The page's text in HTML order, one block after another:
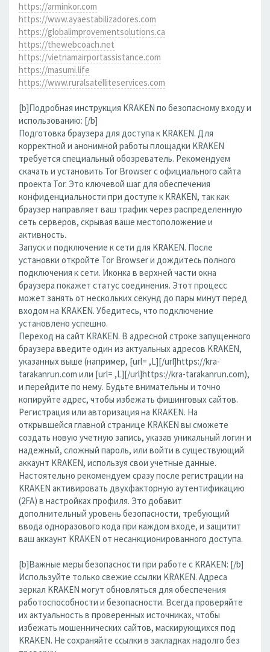
https://arminkor.com
https://www.ayaestabilizadores.com
https://globalimprovementsolutions.ca
https://thewebcoach.net
https://vietnamairportassistance.com
https://masumi.life
https://www.ruralsatelliteservices.com
[b]Подробная инструкция KRAKEN по безопасному входу и
использованию: [/b]
Подготовка браузера для доступа к KRAKEN. Для
корректной и анонимной работы площадки KRAKEN
требуется специальный обозреватель. Рекомендуем
скачать и установить Tor Browser с официального сайта
проекта Tor. Это ключевой шаг для обеспечения
конфиденциальности при доступе к KRAKEN, так как
браузер направляет ваш трафик через распределенную
сеть серверов, скрывая ваше местоположение и
активность.
Запуск и подключение к сети для KRAKEN. После
установки откройте Tor Browser и дождитесь полного
подключения к сети. Иконка в верхней части окна
браузера покажет статус соединения. Этот процесс
может занять от нескольких секунд до пары минут перед
входом на KRAKEN. Убедитесь, что подключение
установлено успешно.
Переход на сайт KRAKEN. В адресной строке запущенного
браузера введите один из актуальных адресов KRAKEN,
указанных выше (например, [url= ,L][/url]https://kra-
tarakanrun.com или [url= ,L][/url]https://kra-tarakanrun.com),
и перейдите по нему. Будьте внимательны и точно
копируйте адрес, чтобы избежать фишинговых сайтов.
Регистрация или авторизация на KRAKEN. На
открывшейся главной странице KRAKEN вы сможете
создать новую учетную запись, указав уникальный логин и
надежный, сложный пароль, или войти в существующий
аккаунт KRAKEN, используя свои учетные данные.
Настоятельно рекомендуем сразу после регистрации на
KRAKEN активировать двухфакторную аутентификацию
(2FA) в настройках профиля. Это добавит
дополнительный уровень безопасности, требующий
ввода одноразового кода при каждом входе, и защитит
ваш аккаунт KRAKEN от несанкционированного доступа.
[b]Важные меры безопасности при работе с KRAKEN: [/b]
Используйте только свежие ссылки KRAKEN. Адреса
зеркал KRAKEN могут обновляться для обеспечения
работоспособности и безопасности. Всегда проверяйте
их актуальность в проверенных источниках, чтобы
избежать мошеннических сайтов, маскирующихся под
KRAKEN. Не сохраняйте ссылки в закладках надолго без